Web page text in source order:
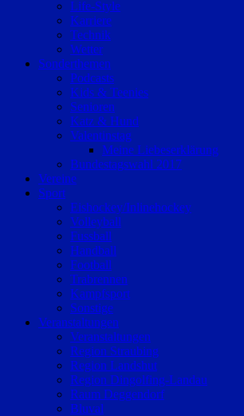
Life-Style
Karriere
Technik
Wetter
Sonderthemen
Podcasts
Kids & Teenies
Senioren
Katz & Hund
Valentinstag
Meine Liebeserklärung
Bundestagswahl 2017
Vereine
Sport
Eishockey/Inlinehockey
Volleyball
Fussball
Handball
Football
Trabrennen
Kampfsport
Sonstige
Veranstaltungen
Veranstaltungen
Region Straubing
Region Landshut
Region Dingolfing-Landau
Raum Deggendorf
Bluval